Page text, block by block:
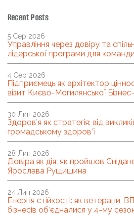
Recent Posts
Управління через довіру та
лідерської програми для
5 Сер 2026
Підприємець як архітектор
візит Києво-Могилянської
4 Сер 2026
Здоров’я як стратегія: від
громадському здоров’ї
30 Лип 2026
Довіра як дія: як пройшов
Ярослава Рущишина
28 Лип 2026
Енергія стійкості: як ветерани,
бізнесів об’єдналися у 4-му
24 Лип 2026